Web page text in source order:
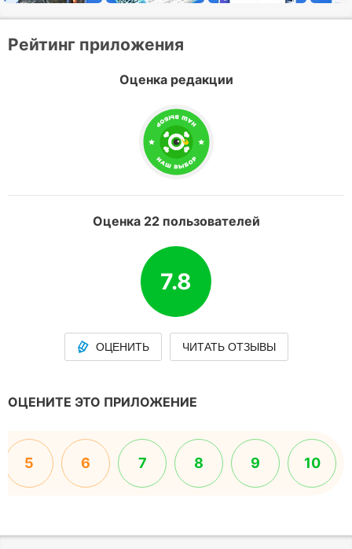
Рейтинг приложения
Оценка редакции
Оценка 22 пользователей
7.8
ОЦЕНИТЬ ЧИТАТЬ ОТЗЫВЫ
ОЦЕНИТЕ ЭТО ПРИЛОЖЕНИЕ
5 6 7 8 9 10